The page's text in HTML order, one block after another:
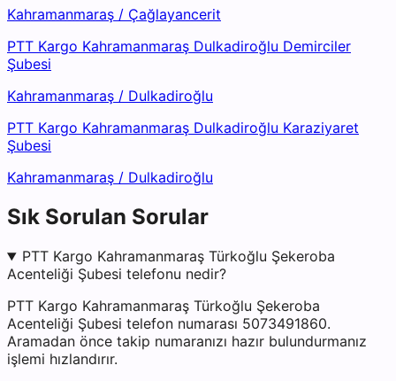
Kahramanmaraş / Çağlayancerit
PTT Kargo Kahramanmaraş Dulkadiroğlu Demirciler
Şubesi
Kahramanmaraş / Dulkadiroğlu
PTT Kargo Kahramanmaraş Dulkadiroğlu Karaziyaret
Şubesi
Kahramanmaraş / Dulkadiroğlu
Sık Sorulan Sorular
PTT Kargo Kahramanmaraş Türkoğlu Şekeroba
Acenteliği Şubesi telefonu nedir?
PTT Kargo Kahramanmaraş Türkoğlu Şekeroba
Acenteliği Şubesi telefon numarası 5073491860.
Aramadan önce takip numaranızı hazır bulundurmanız
işlemi hızlandırır.